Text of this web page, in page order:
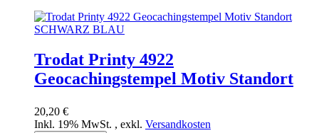
Trodat Printy 4922
Geocachingstempel Motiv Standort
20,20 €
Inkl. 19% MwSt. , exkl. Versandkosten